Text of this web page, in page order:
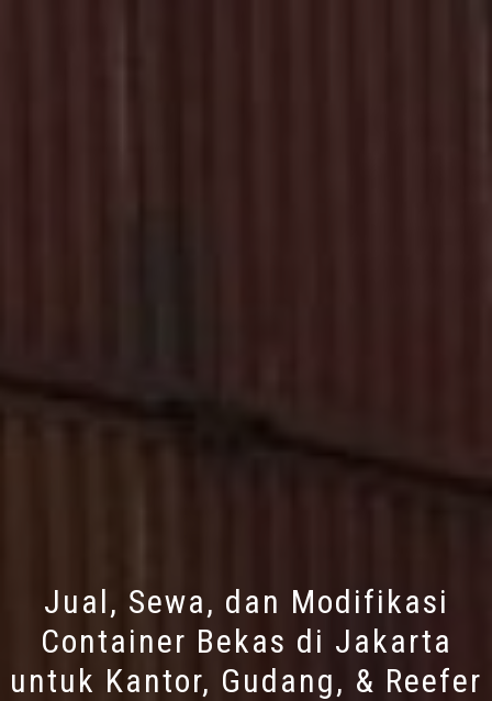
Jual, Sewa, dan Modifikasi
Container Bekas di Jakarta
untuk Kantor, Gudang, & Reefer